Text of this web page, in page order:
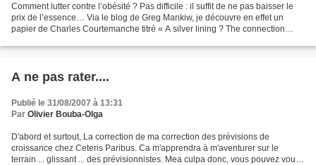
Comment lutter contre l’obésité ? Pas difficile : il suffit de ne pas baisser le
prix de l’essence… Via le blog de Greg Mankiw, je découvre en effet un
papier de Charles Courtemanche titré « A silver lining ? The connection
A ne pas rater....
Publié le 31/08/2007 à 13:31
Par Olivier Bouba-Olga
D'abord et surtout, La correction de ma correction des prévisions de
croissance chez Ceteris Paribus. Ca m'apprendra à m'aventurer sur le
terrain ... glissant ... des prévisionnistes. Mea culpa donc, vous pouvez vous